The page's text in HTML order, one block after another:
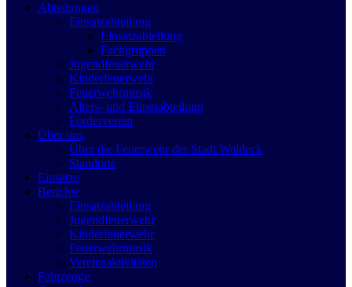
Abteilungen
Einsatzabteilung
Einsatzabteilung
Fachgruppen
Jugendfeuerwehr
Kinderfeuerwehr
Feuerwehrmusik
Alters- und Ehrenabteilung
Förderverein
Über uns
Über die Feuerwehr der Stadt Waldeck
Standorte
Einsätze
Berichte
Einsatzabteilung
Jugendfeuerwehr
Kinderfeuerwehr
Feuerwehrmusik
Vereinsaktivitäten
Fahrzeuge